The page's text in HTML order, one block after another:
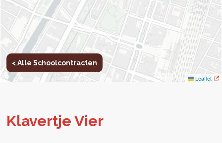
Leaflet
< Alle Schoolcontracten
Kla­ver­tje Vier